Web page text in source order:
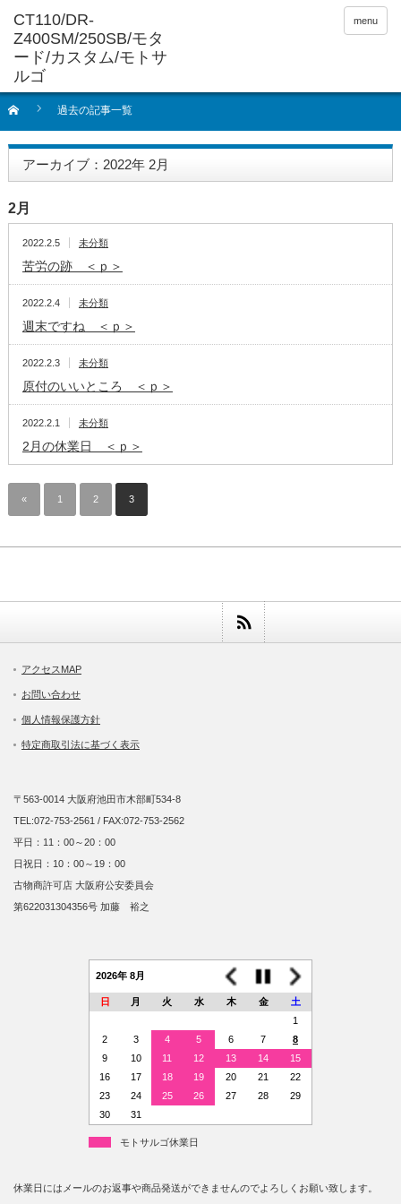
menu
過去の記事一覧
アーカイブ：2022年 2月
2月
2022.2.5 未分類
苦労の跡 ＜ｐ＞
2022.2.4 未分類
週末ですね ＜ｐ＞
2022.2.3 未分類
原付のいいところ ＜ｐ＞
2022.2.1 未分類
2月の休業日 ＜ｐ＞
« 1 2 3
アクセスMAP
お問い合わせ
個人情報保護方針
特定商取引法に基づく表示
〒563-0014 大阪府池田市木部町534-8
TEL:072-753-2561 / FAX:072-753-2562
平日：11：00～20：00
日祝日：10：00～19：00
古物商許可店 大阪府公安委員会
第622031304356号 加藤 裕之
2026年 8月
日 月 火 水 木 金
土
1
2
3 4 5 6 7
8
9
10 11 12 13 14
15
16
17 18 19 20 21
22
23
24 25 26 27 28
29
30
31
モトサルゴ休業日
休業日にはメールのお返事や商品発送ができませんのでよろしくお願い致します。